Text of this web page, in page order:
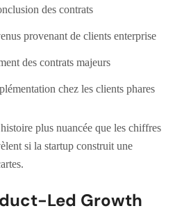
des contrats
provenant de clients enterprise
des contrats majeurs
chez les clients phares
plus nuancée que les chiffres
si la startup construit une
Led Growth